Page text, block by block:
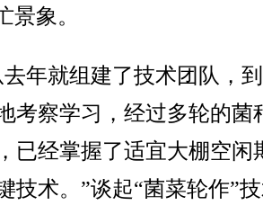
景象。
就组建了技术团队，
考察学习，经过多轮的菌
已经掌握了适宜大棚空闲
技术。”谈起“菌菜轮作”